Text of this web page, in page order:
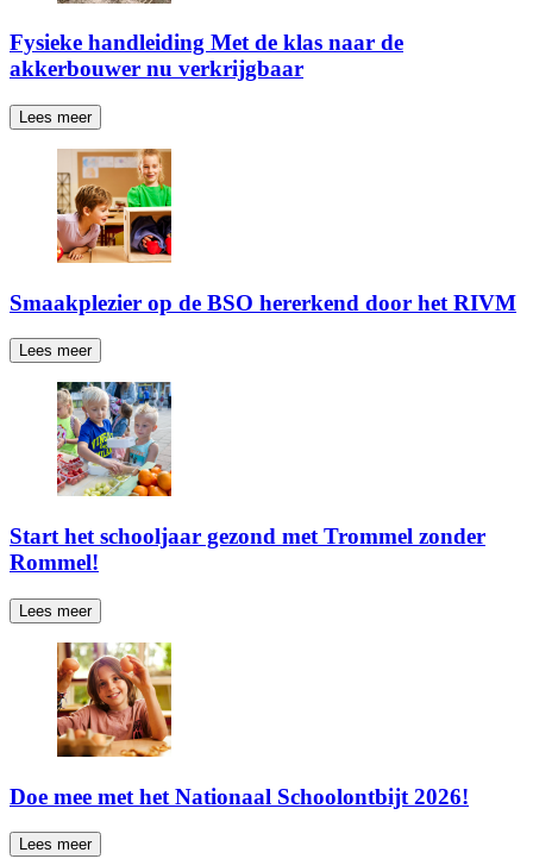
Fysieke handleiding Met de klas naar de
akkerbouwer nu verkrijgbaar
Lees meer
Smaakplezier op de BSO hererkend door het RIVM
Lees meer
Start het schooljaar gezond met Trommel zonder
Rommel!
Lees meer
Doe mee met het Nationaal Schoolontbijt 2026!
Lees meer